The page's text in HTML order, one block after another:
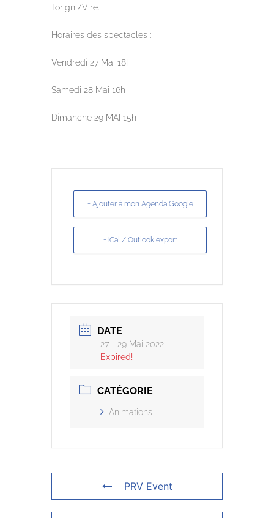
Torigni/Vire.
Horaires des spectacles :
Vendredi 27 Mai 18H
Samedi 28 Mai 16h
Dimanche 29 MAI 15h
+ Ajouter à mon Agenda Google
+ iCal / Outlook export
DATE
27 - 29 Mai 2022
Expired!
CATÉGORIE
Animations
PRV Event